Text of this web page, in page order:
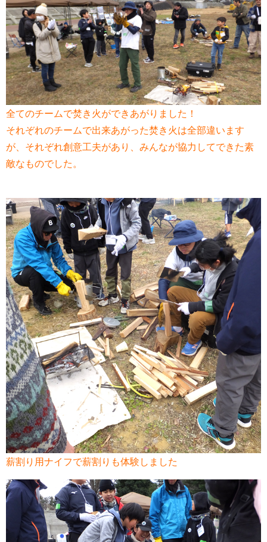
全てのチームで焚き火ができあがりました！
それぞれのチームで出来あがった焚き火は全部違います
が、それぞれ創意工夫があり、みんなが協力してできた素
敵なものでした。
薪割り用ナイフで薪割りも体験しました